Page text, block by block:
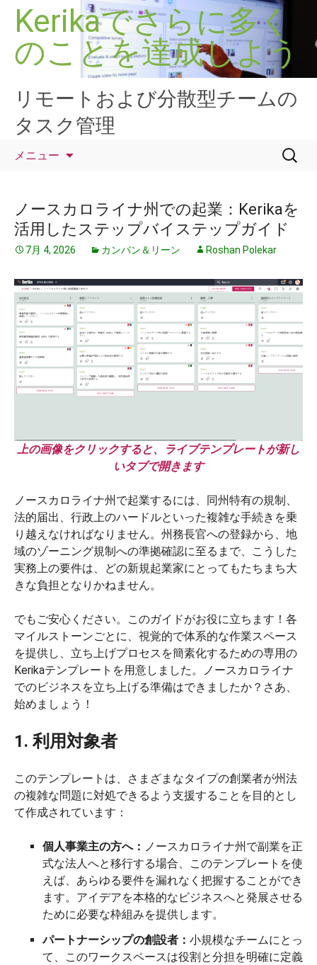
Kerikaでさらに多く
のことを達成しよう
リモートおよび分散型チームの
タスク管理
メニュー
検
索:
ノースカロライナ州での起業：Kerikaを
活用したステップバイステップガイド
7月 4, 2026 カンバン＆リーン Roshan Polekar
上の画像をクリックすると、ライブテンプレートが新し
いタブで開きます
ノースカロライナ州で起業するには、同州特有の規制、
法的届出、行政上のハードルといった複雑な手続きを乗
り越えなければなりません。州務長官への登録から、地
域のゾーニング規制への準拠確認に至るまで、こうした
実務上の要件は、どの新規起業家にとってもたちまち大
きな負担となりかねません。
でもご安心ください。このガイドがお役に立ちます！各
マイルストーンごとに、視覚的で体系的な作業スペース
を提供し、立ち上げプロセスを簡素化するための専用の
Kerikaテンプレートを用意しました。ノースカロライナ
でのビジネスを立ち上げる準備はできましたか？さあ、
始めましょう！
1. 利用対象者
このテンプレートは、さまざまなタイプの創業者が州法
の複雑な問題に対処できるよう支援することを目的とし
て作成されています：
個人事業主の方へ： ノースカロライナ州で副業を正
式な法人へと移行する場合、このテンプレートを使
えば、あらゆる要件を漏れなく把握することができ
ます。アイデアを本格的なビジネスへと発展させる
ために必要な枠組みを提供します。
パートナーシップの創設者： 小規模なチームにとっ
て、このワークスペースは役割と分担を明確に定義